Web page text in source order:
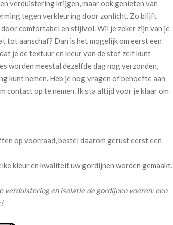
verduistering krijgen, maar ook genieten van
tegen verkleuring door zonlicht. Zo blijft
comfortabel en stijlvol. Wil je zeker zijn van je
tot aanschaf? Dan is het mogelijk om eerst een
je de textuur en kleur van de stof zelf kunt
worden meestal dezelfde dag nog verzonden,
kunt nemen. Heb je nog vragen of behoefte aan
contact op te nemen. Ik sta altijd voor je klaar om
op voorraad, bestel daarom gerust eerst een
kleur en kwaliteit uw gordijnen worden gemaakt.
verduistering en isolatie de gordijnen voeren: een